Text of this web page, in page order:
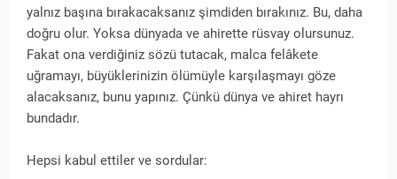
yalnız başına bırakacaksanız şimdiden bırakınız. Bu, daha
doğru olur. Yoksa dünyada ve ahirette rüsvay olursunuz.
Fakat ona verdiğiniz sözü tutacak, malca felâkete
uğramayı, büyüklerinizin ölümüyle karşılaşmayı göze
alacaksanız, bunu yapınız. Çünkü dünya ve ahiret hayrı
bundadır.
Hepsi kabul ettiler ve sordular: